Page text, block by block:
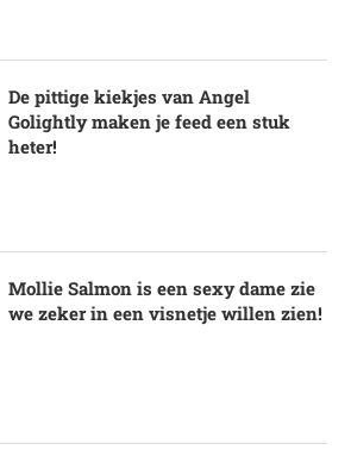
De pittige kiekjes van Angel
Golightly maken je feed een stuk
heter!
Mollie Salmon is een sexy dame zie
we zeker in een visnetje willen zien!